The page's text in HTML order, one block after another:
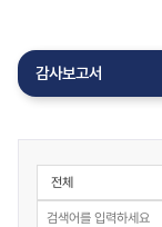
감사보고서
투자정보
>
재무정보